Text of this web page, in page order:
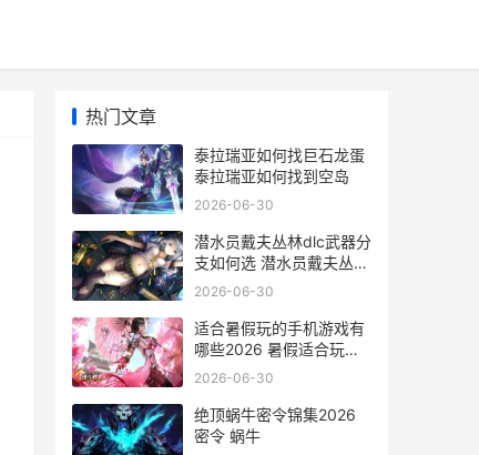
热门文章
泰拉瑞亚如何找巨石龙蛋
泰拉瑞亚如何找到空岛
2026-06-30
潜水员戴夫丛林dlc武器分
支如何选 潜水员戴夫丛林
dlc餐厅人数
2026-06-30
适合暑假玩的手机游戏有
哪些2026 暑假适合玩什
么
2026-06-30
绝顶蜗牛密令锦集2026
密令 蜗牛